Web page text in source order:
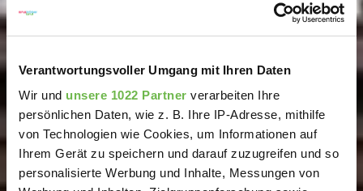
Verantwortungsvoller Umgang mit Ihren Daten
Wir und unsere 1022 Partner verarbeiten Ihre
persönlichen Daten, wie z. B. Ihre IP-Adresse, mithilfe
von Technologien wie Cookies, um Informationen auf
Ihrem Gerät zu speichern und darauf zuzugreifen und so
personalisierte Werbung und Inhalte, Messungen von